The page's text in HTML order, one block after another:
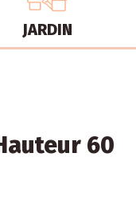
JARDIN
60